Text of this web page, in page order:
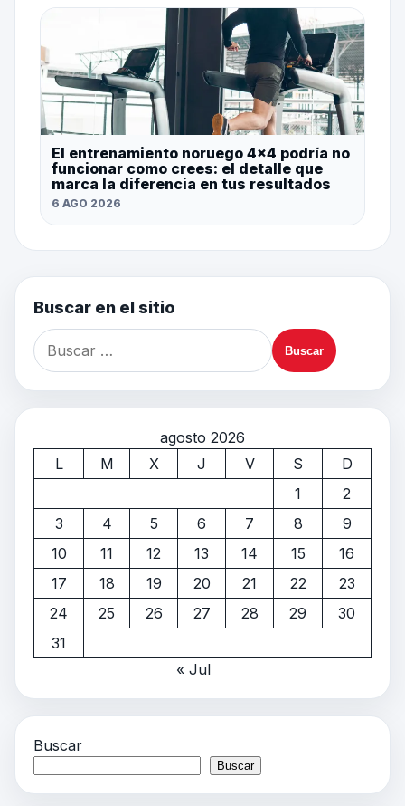
El entrenamiento noruego 4×4 podría no
funcionar como crees: el detalle que
marca la diferencia en tus resultados
6 AGO 2026
Buscar en el sitio
agosto 2026
L
M X J V S
D
1
2
3
4 5 6 7 8
9
10
11 12 13 14 15
16
17
18 19 20 21 22
23
24
25 26 27 28 29
30
31
« Jul
Buscar
Buscar